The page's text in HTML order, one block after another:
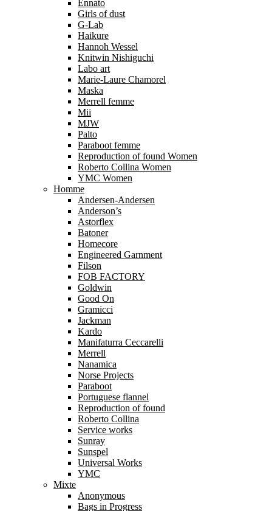
Ennato
Girls of dust
G-Lab
Haikure
Hannoh Wessel
Knitwin Nishiguchi
Labo art
Marie-Laure Chamorel
Maska
Merrell femme
Mii
MJW
Palto
Paraboot femme
Reproduction of found Women
Roberto Collina Women
YMC Women
Homme
Andersen-Andersen
Anderson’s
Astorflex
Batoner
Homecore
Engineered Garnment
Filson
FOB FACTORY
Goldwin
Good On
Gramicci
Jackman
Kardo
Manifaturra Ceccarelli
Merrell
Nanamica
Norse Projects
Paraboot
Portuguese flannel
Reproduction of found
Roberto Collina
Service works
Sunray
Sunspel
Universal Works
YMC
Mixte
Anonymous
Bags in Progress